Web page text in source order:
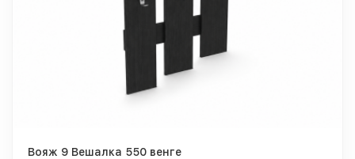
Вояж 9 Вешалка 550 венге